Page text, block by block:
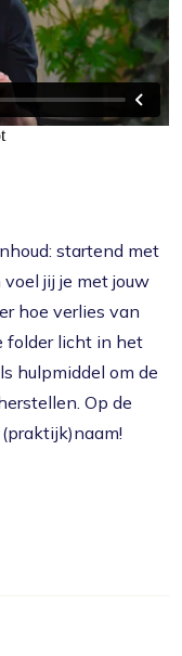
startend met
jij je met jouw
hoe verlies van
folder licht in het
hulpmiddel om de
Op de